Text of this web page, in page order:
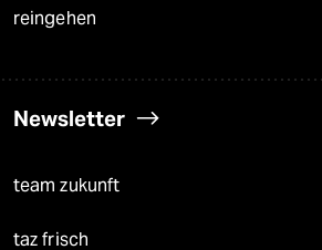
reingehen
Newsletter
team zukunft
taz frisch